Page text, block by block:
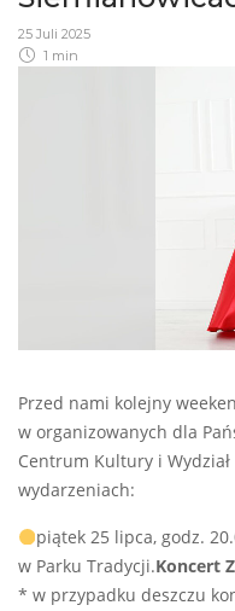
25 Juli 2025
1 min
Przed nami kolejny
w organizowanych dla
Centrum Kultury i
wydarzeniach:
piątek 25 lipca, godz.
w Parku Tradycji.Koncert
* w przypadku deszczu